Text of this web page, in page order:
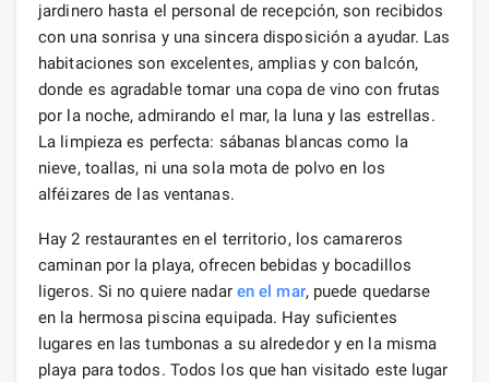
jardinero hasta el personal de recepción, son recibidos
con una sonrisa y una sincera disposición a ayudar. Las
habitaciones son excelentes, amplias y con balcón,
donde es agradable tomar una copa de vino con frutas
por la noche, admirando el mar, la luna y las estrellas.
La limpieza es perfecta: sábanas blancas como la
nieve, toallas, ni una sola mota de polvo en los
alféizares de las ventanas.
Hay 2 restaurantes en el territorio, los camareros
caminan por la playa, ofrecen bebidas y bocadillos
ligeros. Si no quiere nadar en el mar, puede quedarse
en la hermosa piscina equipada. Hay suficientes
lugares en las tumbonas a su alrededor y en la misma
playa para todos. Todos los que han visitado este lugar